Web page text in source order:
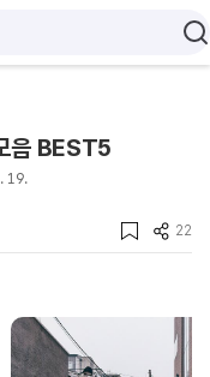
음 BEST5
19.
22